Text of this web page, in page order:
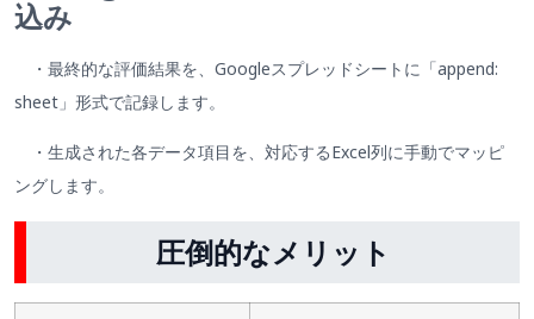
込み
・最終的な評価結果を、Googleスプレッドシートに「append:
sheet」形式で記録します。
・生成された各データ項目を、対応するExcel列に手動でマッピ
ングします。
圧倒的なメリット